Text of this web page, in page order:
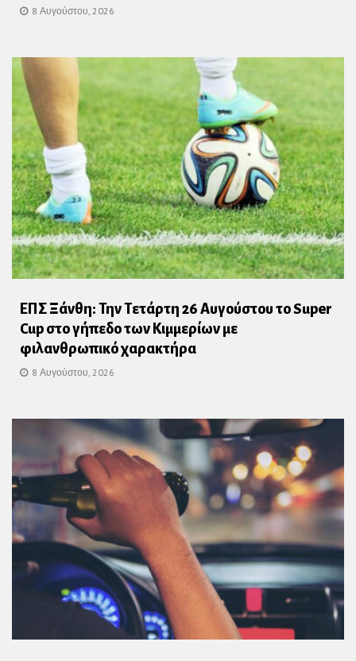
8 Αυγούστου, 2026
ΕΠΣ Ξάνθη: Την Τετάρτη 26 Αυγούστου το Super
Cup στο γήπεδο των Κιμμερίων με
φιλανθρωπικό χαρακτήρα
8 Αυγούστου, 2026